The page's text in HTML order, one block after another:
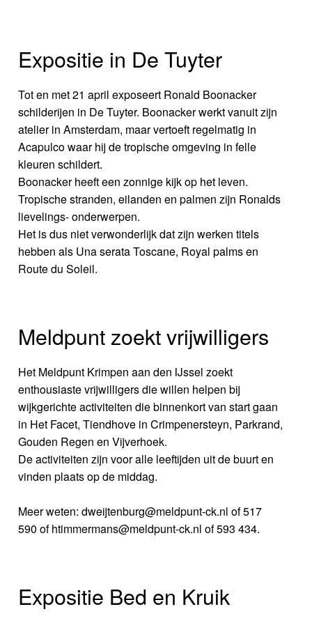
Expositie in De Tuyter
Tot en met 21 april exposeert Ronald Boonacker
schilderijen in De Tuyter. Boonacker werkt vanuit zijn
atelier in Amsterdam, maar vertoeft regelmatig in
Acapulco waar hij de tropische omgeving in felle
kleuren schildert.
Boonacker heeft een zonnige kijk op het leven.
Tropische stranden, eilanden en palmen zijn Ronalds
lievelings- onderwerpen.
Het is dus niet verwonderlijk dat zijn werken titels
hebben als Una serata Toscane, Royal palms en
Route du Soleil.
Meldpunt zoekt vrijwilligers
Het Meldpunt Krimpen aan den IJssel zoekt
enthousiaste vrijwilligers die willen helpen bij
wijkgerichte activiteiten die binnenkort van start gaan
in Het Facet, Tiendhove in Crimpenersteyn, Parkrand,
Gouden Regen en Vijverhoek.
De activiteiten zijn voor alle leeftijden uit de buurt en
vinden plaats op de middag.
Meer weten: dweijtenburg@meldpunt-ck.nl of 517
590 of htimmermans@meldpunt-ck.nl of 593 434.
Expositie Bed en Kruik